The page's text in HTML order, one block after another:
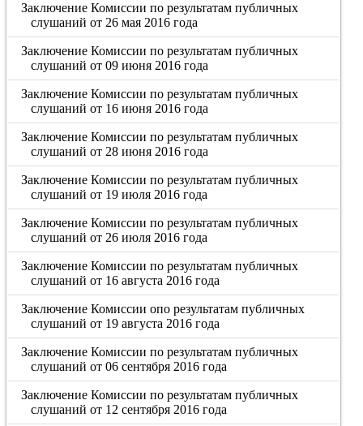
Заключение Комиссии по результатам публичных
слушаний от 26 мая 2016 года
Заключение Комиссии по результатам публичных
слушаний от 09 июня 2016 года
Заключение Комиссии по результатам публичных
слушаний от 16 июня 2016 года
Заключение Комиссии по результатам публичных
слушаний от 28 июня 2016 года
Заключение Комиссии по результатам публичных
слушаний от 19 июля 2016 года
Заключение Комиссии по результатам публичных
слушаний от 26 июля 2016 года
Заключение Комиссии по результатам публичных
слушаний от 16 августа 2016 года
Заключение Комиссии опо результатам публичных
слушаний от 19 августа 2016 года
Заключение Комиссии по результатам публичных
слушаний от 06 сентября 2016 года
Заключение Комиссии по результатам публичных
слушаний от 12 сентября 2016 года